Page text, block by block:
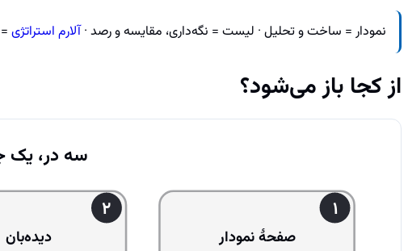
نمودار = ساخت و تحلیل · لیست = نگه‌داری، مقایسه و رصد ·آلارم استراتژی
از کجا باز می‌شود؟
سه در، یک
1
صفحهٔ نمودار
2
دیده‌بان